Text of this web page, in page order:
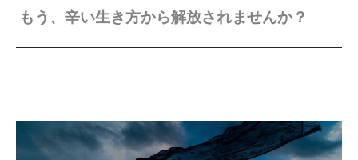
もう、辛い生き方から解放されませんか？